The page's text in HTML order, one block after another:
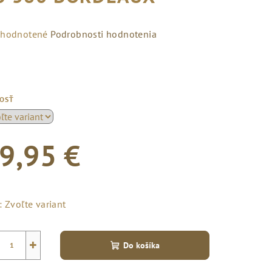
Podrobnosti hodnotenia
€
Zvoľte variant
+ Do košíka